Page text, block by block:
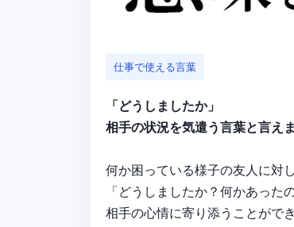
仕事で使える言葉
「どうしましたか」
相手の状況を気遣う言葉と言えま
何か困っている様子の友人に対
「どうしましたか？何かあった
相手の心情に寄り添うことができ